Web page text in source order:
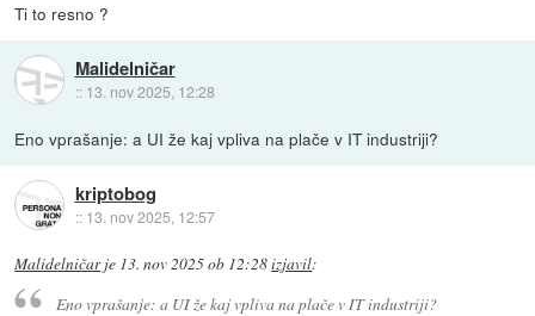
Ti to resno ?
Malidelničar
:: 13. nov 2025, 12:28
Eno vprašanje: a UI že kaj vpliva na plače v IT industriji?
kriptobog
:: 13. nov 2025, 12:57
Malidelničarje 13. nov 2025 ob 12:28izjavil:
Eno vprašanje: a UI že kaj vpliva na plače v IT industriji?